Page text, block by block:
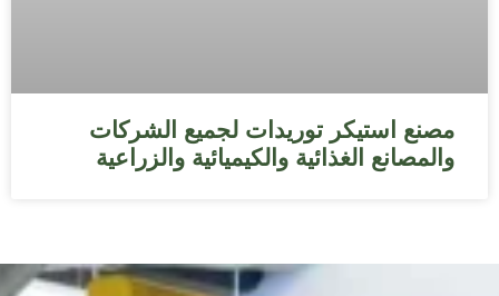
مصنع استيكر توريدات لجميع الشركات
والمصانع الغذائية والكيميائية والزراعية